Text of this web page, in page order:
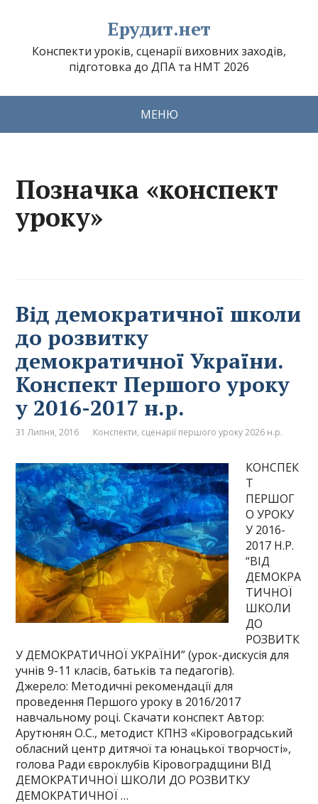
Ерудит.нет
Конспекти уроків, сценарії виховних заходів,
підготовка до ДПА та НМТ 2026
МЕНЮ
Позначка «конспект
уроку»
Від демократичної школи
до розвитку
демократичної України.
Конспект Першого уроку
у 2016-2017 н.р.
31 Липня, 2016 Конспекти, сценарії першого уроку 2026 н.р.
КОНСПЕК
Т
ПЕРШОГ
О УРОКУ
У 2016-
2017 Н.Р.
“ВІД
ДЕМОКРА
ТИЧНОЇ
ШКОЛИ
ДО
РОЗВИТК
У ДЕМОКРАТИЧНОЇ УКРАЇНИ” (урок-дискусія для
учнів 9-11 класів, батьків та педагогів).
Джерело: Методичні рекомендації для
проведення Першого уроку в 2016/2017
навчальному році. Скачати конспект Автор:
Арутюнян О.С., методист КПНЗ «Кіровоградський
обласний центр дитячої та юнацької творчості»,
голова Ради євроклубів Кіровоградщини ВІД
ДЕМОКРАТИЧНОЇ ШКОЛИ ДО РОЗВИТКУ
ДЕМОКРАТИЧНОЇ …